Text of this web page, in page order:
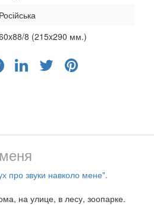
Російська
8 (215x290 мм.)
про звуки навколо мене".
на улице, в лесу, зоопарке.